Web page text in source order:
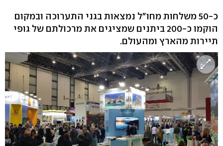
כ-50 משלחות מחו"ל נמצאות בגני התערוכה ובמקום
הוקמו כ-200 ביתנים שמציגים את מרכולתם של גופי
תיירות מהארץ ומהעולם.